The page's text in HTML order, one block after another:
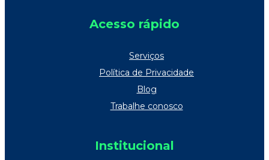
Acesso rápido
Serviços
Política de Privacidade
Blog
Trabalhe conosco
Institucional